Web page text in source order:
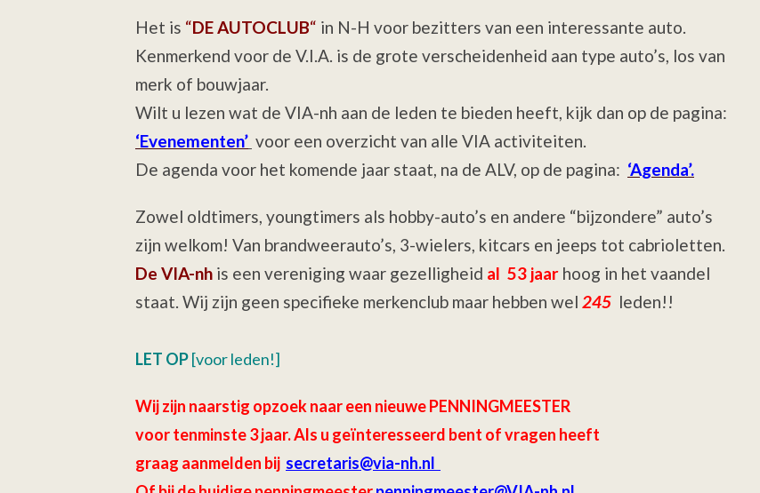
Het is “DE AUTOCLUB“ in N-H voor bezitters van een interessante auto.
Kenmerkend voor de V.I.A. is de grote verscheidenheid aan type auto’s, los van
merk of bouwjaar.
Wilt u lezen wat de VIA-nh aan de leden te bieden heeft, kijk dan op de pagina:
‘Evenementen’ voor een overzicht van alle VIA activiteiten.
De agenda voor het komende jaar staat, na de ALV, op de pagina: ‘Agenda’.
Zowel oldtimers, youngtimers als hobby-auto’s en andere “bijzondere” auto’s
zijn welkom! Van brandweerauto’s, 3-wielers, kitcars en jeeps tot cabrioletten.
De VIA-nh is een vereniging waar gezelligheid al 53 jaar hoog in het vaandel
staat. Wij zijn geen specifieke merkenclub maar hebben wel 245 leden!!
LET OP[voor leden!]
Wij zijn naarstig opzoek naar een nieuwe PENNINGMEESTER
voor tenminste 3 jaar.Als u geïnteresseerd bent of vragen heeft
graag aanmelden bij secretaris@via-nh.nl